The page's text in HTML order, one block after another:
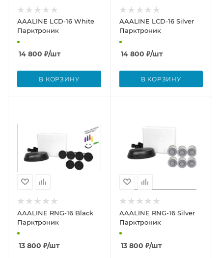
AAALINE LCD-16 White
Парктроник
14 800 ₽/шт
В КОРЗИНУ
AAALINE LCD-16 Silver
Парктроник
14 800 ₽/шт
В КОРЗИНУ
AAALINE RNG-16 Black
Парктроник
13 800 ₽/шт
AAALINE RNG-16 Silver
Парктроник
13 800 ₽/шт